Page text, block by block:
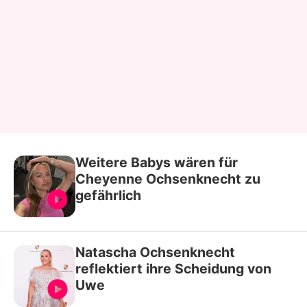
Weitere Babys wären für
Cheyenne Ochsenknecht zu
gefährlich
Natascha Ochsenknecht
reflektiert ihre Scheidung von
Uwe